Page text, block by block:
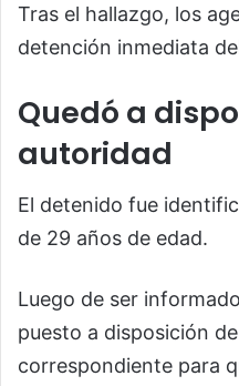
Tras el hallazgo, los
detención inmediata
Quedó a
autoridad
El detenido fue
de 29 años de edad.
Luego de ser
puesto a disposición
correspondiente para